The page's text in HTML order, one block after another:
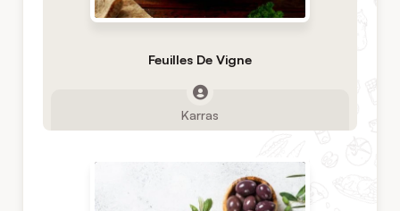
Feuilles De Vigne
Karras